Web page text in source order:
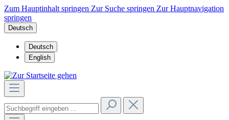
Zum Hauptinhalt springen Zur Suche springen Zur Hauptnavigation
springen
Deutsch
Deutsch
English